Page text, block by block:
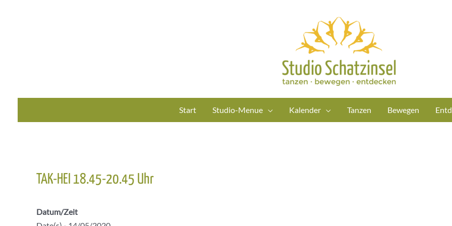
Start Studio-Menue Kalender Tanzen Bewegen
TAK-HEI 18.45-20.45 Uhr
Datum/Zeit